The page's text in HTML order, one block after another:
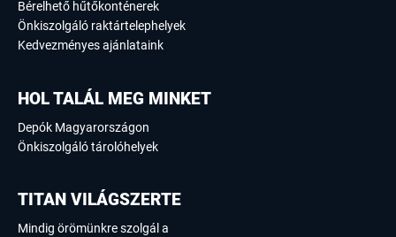
Bérelhető hűtőkonténerek
Önkiszolgáló raktártelephelyek
Kedvezményes ajánlataink
HOL TALÁL MEG MINKET
Depók Magyarországon
Önkiszolgáló tárolóhelyek
TITAN VILÁGSZERTE
Mindig örömünkre szolgál a